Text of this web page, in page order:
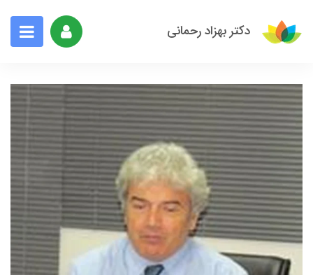
دکتر بهزاد رحمانی